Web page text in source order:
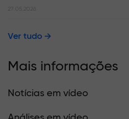
27.05.2026
Ver tudo
Mais informações
Notícias em vídeo